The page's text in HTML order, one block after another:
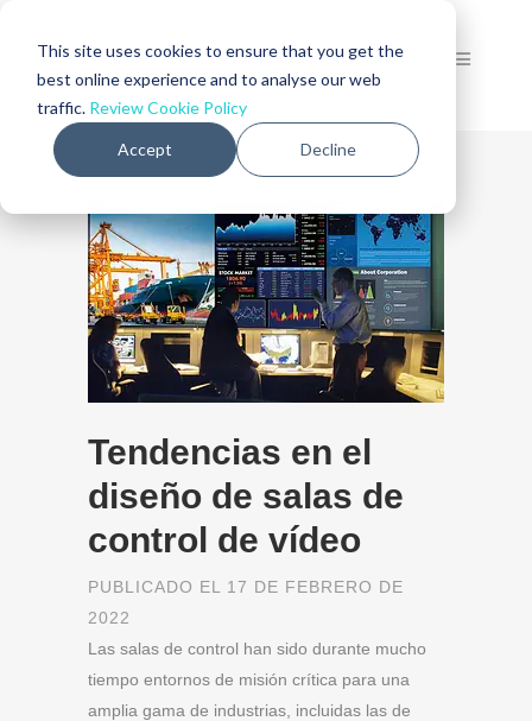
This site uses cookies to ensure that you get the
best online experience and to analyse our web
traffic. Review Cookie Policy
Accept Decline
Tendencias en el
diseño de salas de
control de vídeo
PUBLICADO EL 17 DE FEBRERO DE
2022
Las salas de control han sido durante mucho
tiempo entornos de misión crítica para una
amplia gama de industrias, incluidas las de